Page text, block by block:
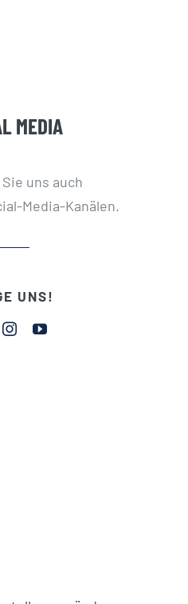
MEDIA
uns auch
Media-Kanälen.
UNS!